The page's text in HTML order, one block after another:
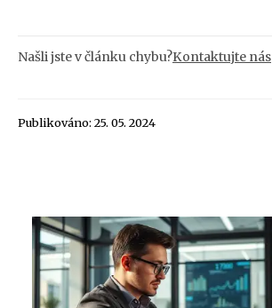
Našli jste v článku chybu?Kontaktujte nás
Publikováno: 25. 05. 2024